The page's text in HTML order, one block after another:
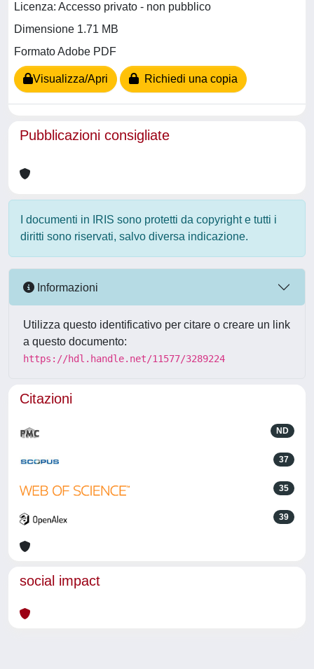
Licenza: Accesso privato - non pubblico
Dimensione 1.71 MB
Formato Adobe PDF
Visualizza/Apri Richiedi una copia
Pubblicazioni consigliate
I documenti in IRIS sono protetti da copyright e tutti i
diritti sono riservati, salvo diversa indicazione.
Informazioni
Utilizza questo identificativo per citare o creare un link
a questo documento:
https://hdl.handle.net/11577/3289224
Citazioni
ND
37
35
39
social impact